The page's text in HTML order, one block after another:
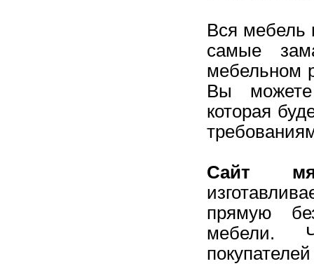
Вся мебель
самые
мебельном
Вы можете
которая
Сайт
прямую
мебели.